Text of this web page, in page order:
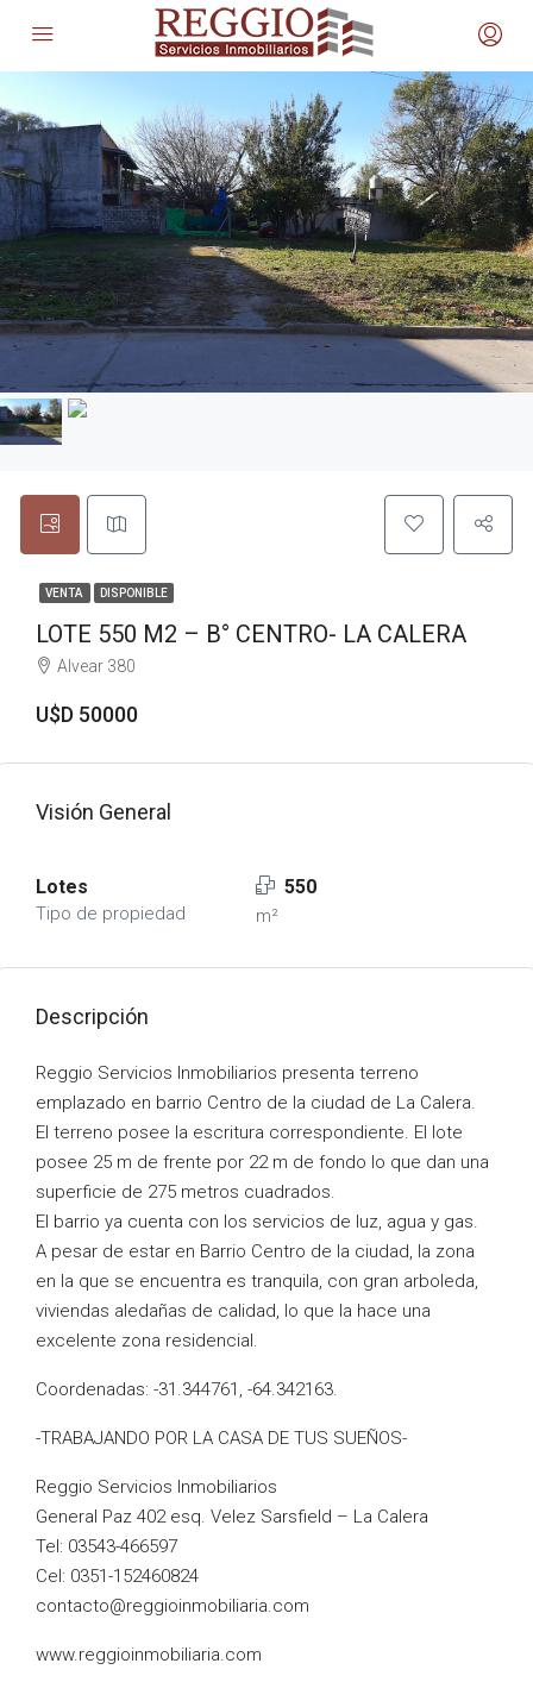
VENTA DISPONIBLE
LOTE 550 M2 – B° CENTRO- LA CALERA
Alvear 380
U$D 50000
Visión General
Lotes
Tipo de propiedad
550
m²
Descripción
Reggio Servicios Inmobiliarios presenta terreno
emplazado en barrio Centro de la ciudad de La Calera.
El terreno posee la escritura correspondiente. El lote
posee 25 m de frente por 22 m de fondo lo que dan una
superficie de 275 metros cuadrados.
El barrio ya cuenta con los servicios de luz, agua y gas.
A pesar de estar en Barrio Centro de la ciudad, la zona
en la que se encuentra es tranquila, con gran arboleda,
viviendas aledañas de calidad, lo que la hace una
excelente zona residencial.
Coordenadas: -31.344761, -64.342163.
-TRABAJANDO POR LA CASA DE TUS SUEÑOS-
Reggio Servicios Inmobiliarios
General Paz 402 esq. Velez Sarsfield – La Calera
Tel: 03543-466597
Cel: 0351-152460824
contacto@reggioinmobiliaria.com
www.reggioinmobiliaria.com